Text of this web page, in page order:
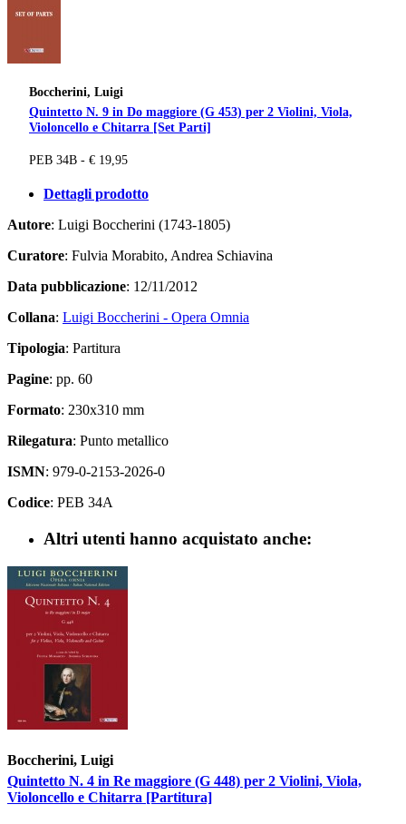
Boccherini, Luigi
Quintetto N. 9 in Do maggiore (G 453) per 2 Violini, Viola,
Violoncello e Chitarra [Set Parti]
PEB 34B - € 19,95
Dettagli prodotto
Autore: Luigi Boccherini (1743-1805)
Curatore: Fulvia Morabito, Andrea Schiavina
Data pubblicazione: 12/11/2012
Collana: Luigi Boccherini - Opera Omnia
Tipologia: Partitura
Pagine: pp. 60
Formato: 230x310 mm
Rilegatura: Punto metallico
ISMN: 979-0-2153-2026-0
Codice: PEB 34A
Altri utenti hanno acquistato anche:
Boccherini, Luigi
Quintetto N. 4 in Re maggiore (G 448) per 2 Violini, Viola,
Violoncello e Chitarra [Partitura]